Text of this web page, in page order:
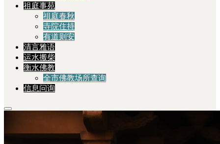
祖庭事苑
祖庭春秋
寺院住持
有道则安
清言雅语
运水搬柴
衡水佛教
全市佛教场所查询
信息问询